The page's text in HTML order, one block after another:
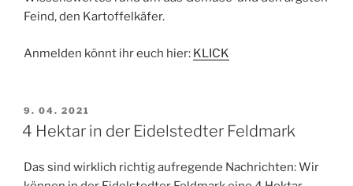
Feind, den Kartoffelkäfer.
Anmelden könnt ihr euch hier: KLICK
VERÖFFENTLICHT
AM
9. 04. 2021
4 Hektar in der Eidelstedter Feldmark
Das sind wirklich richtig aufregende Nachrichten: Wir